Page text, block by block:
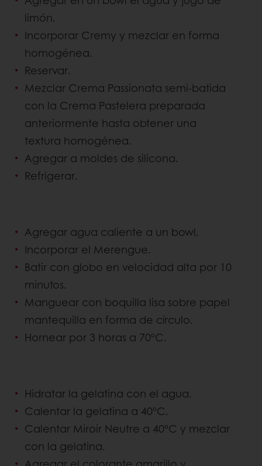
limón.
Incorporar Cremy y mezclar en forma
homogénea.
Reservar.
Mezclar Crema Passionata semi-batida
con la Crema Pastelera preparada
anteriormente hasta obtener una
textura homogénea.
Agregar a moldes de silicona.
Refrigerar.
Agregar agua caliente a un bowl.
Incorporar el Merengue.
Batir con globo en velocidad alta por 10
minutos.
Manguear con boquilla lisa sobre papel
mantequilla en forma de círculo.
Hornear por 3 horas a 70ºC.
Hidratar la gelatina con el agua.
Calentar la gelatina a 40ºC.
Calentar Miroir Neutre a 40ºC y mezclar
con la gelatina.